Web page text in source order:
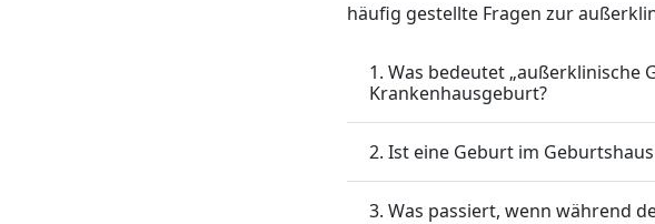
häufig gestellte Fragen zur
1. Was bedeutet „außerklinische
Krankenhausgeburt?
2. Ist eine Geburt im
3. Was passiert, wenn während